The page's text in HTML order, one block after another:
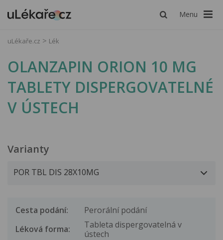
Menu
uLékaře.cz Lék
OLANZAPIN ORION 10 MG
TABLETY DISPERGOVATELNÉ
V ÚSTECH
Varianty
Cesta podání:
Perorální podání
Léková forma:
Tableta dispergovatelná v
ústech